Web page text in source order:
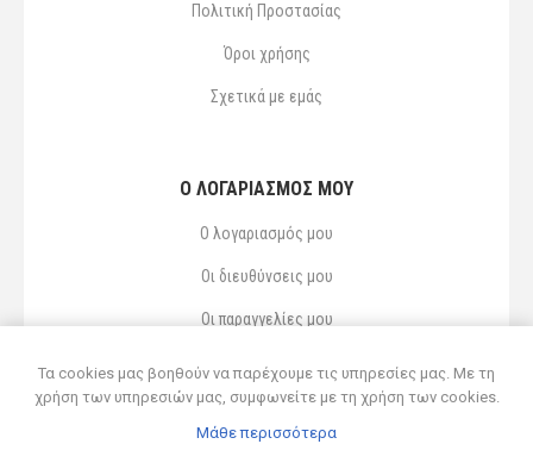
Πολιτική Προστασίας
Όροι χρήσης
Σχετικά με εμάς
Ο ΛΟΓΑΡΙΑΣΜΌΣ ΜΟΥ
Ο λογαριασμός μου
Οι διευθύνσεις μου
Οι παραγγελίες μου
Αγαπημένα
Τα cookies μας βοηθούν να παρέχουμε τις υπηρεσίες μας. Με τη
χρήση των υπηρεσιών μας, συμφωνείτε με τη χρήση των cookies.
Μάθε περισσότερα